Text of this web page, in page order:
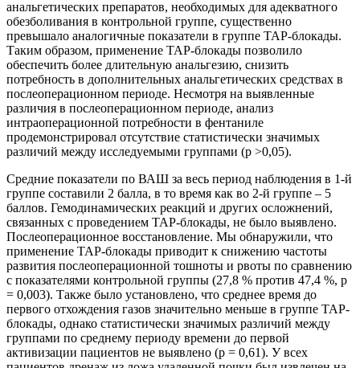
анальгетических препаратов, необходимых для адекватного
обезболивания в контрольной группе, существенно
превышало аналогичные показатели в группе TAP-блокады.
Таким образом, применение TAP-блокады позволило
обеспечить более длительную анальгезию, снизить
потребность в дополнительных анальгетических средствах в
послеоперационном периоде. Несмотря на выявленные
различия в послеоперационном периоде, анализ
интраоперационной потребности в фентаниле
продемонстрировал отсутствие статистически значимых
различий между исследуемыми группами (p >0,05).
Средние показатели по ВАШ за весь период наблюдения в 1-й
группе составили 2 балла, в то время как во 2-й группе – 5
баллов. Гемодинамических реакций и других осложнений,
связанных с проведением TAP-блокады, не было выявлено.
Послеоперационное восстановление. Мы обнаружили, что
применение TAP-блокады приводит к снижению частоты
развития послеоперационной тошноты и рвоты по сравнению
с показателями контрольной группы (27,8 % против 47,4 %, p
= 0,003). Также было установлено, что среднее время до
первого отхождения газов значительно меньше в группе TAP-
блокады, однако статистически значимых различий между
группами по среднему периоду времени до первой
активизации пациентов не выявлено (p = 0,61). У всех